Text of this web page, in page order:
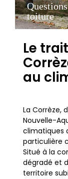
toiture
Le
au
La Corrèze,
Nouvelle-
climatiques
particulière
Situé à la
dégradé et
territoire